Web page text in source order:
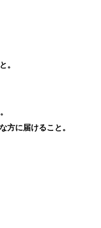
。
方に届けること。